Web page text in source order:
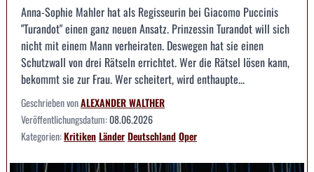
Anna-Sophie Mahler hat als Regisseurin bei Giacomo Puccinis
"Turandot" einen ganz neuen Ansatz. Prinzessin Turandot will sich
nicht mit einem Mann verheiraten. Deswegen hat sie einen
Schutzwall von drei Rätseln errichtet. Wer die Rätsel lösen kann,
bekommt sie zur Frau. Wer scheitert, wird enthaupte...
Geschrieben vonALEXANDER WALTHER
Veröffentlichungsdatum:08.06.2026
Kategorien:KritikenLänderDeutschlandOper